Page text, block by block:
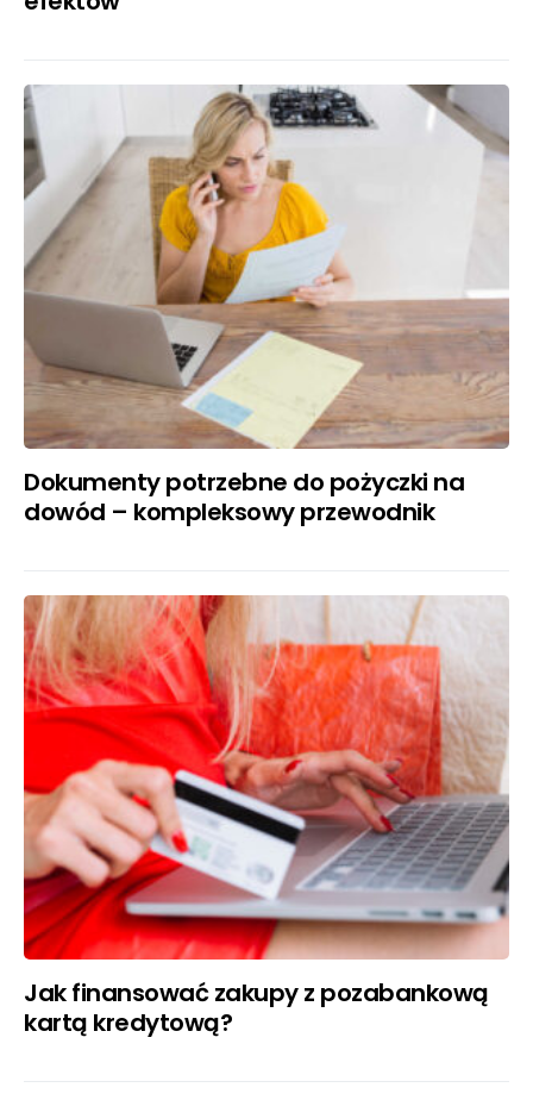
Dokumenty potrzebne do pożyczki na
dowód – kompleksowy przewodnik
Jak finansować zakupy z pozabankową
kartą kredytową?